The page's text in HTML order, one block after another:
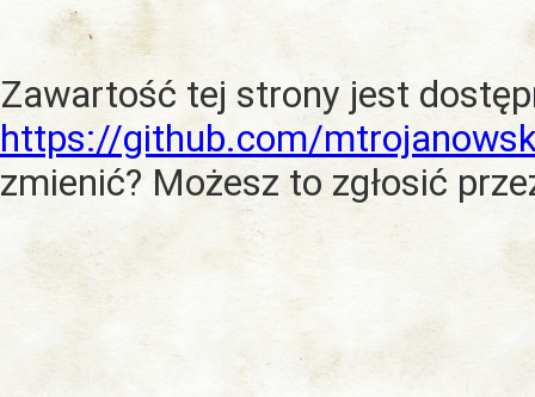
Zawartość tej strony jest
https://github.com/
zmienić? Możesz to zgłosić